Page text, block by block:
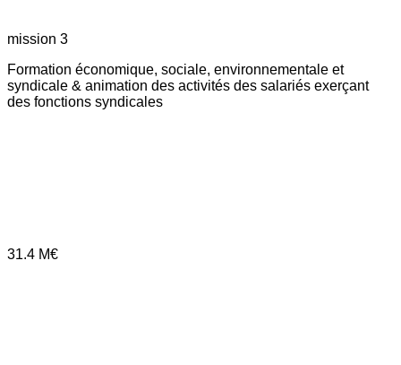
mission 3
Formation économique, sociale, environnementale et
syndicale & animation des activités des salariés exerçant
des fonctions syndicales
31.4 M€